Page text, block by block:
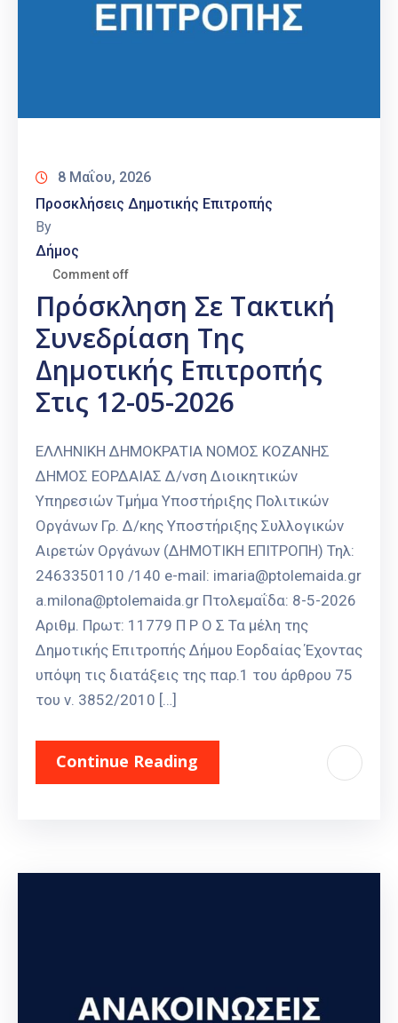
8 Μαΐου, 2026
Προσκλήσεις Δημοτικής Επιτροπής
By
Δήμος
Comment off
Πρόσκληση Σε Τακτική
Συνεδρίαση Της
Δημοτικής Επιτροπής
Στις 12-05-2026
ΕΛΛΗΝΙΚΗ ΔΗΜΟΚΡΑΤΙΑ ΝΟΜΟΣ ΚΟΖΑΝΗΣ
ΔΗΜΟΣ ΕΟΡΔΑΙΑΣ Δ/νση Διοικητικών
Υπηρεσιών Τμήμα Υποστήριξης Πολιτικών
Οργάνων Γρ. Δ/κης Υποστήριξης Συλλογικών
Αιρετών Οργάνων (ΔΗΜΟΤΙΚΗ ΕΠΙΤΡΟΠΗ) Τηλ:
2463350110 /140 e-mail: imaria@ptolemaida.gr
a.milona@ptolemaida.gr Πτολεμαΐδα: 8-5-2026
Αριθμ. Πρωτ: 11779 Π Ρ Ο Σ Τα μέλη της
Δημοτικής Επιτροπής Δήμου Εορδαίας Έχοντας
υπόψη τις διατάξεις της παρ.1 του άρθρου 75
του ν. 3852/2010 […]
Continue Reading